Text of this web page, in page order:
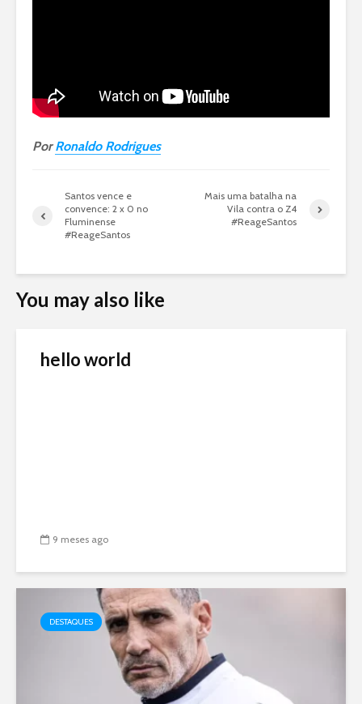
PorRonaldo Rodrigues
Santos vence e
convence: 2 x 0 no
Fluminense
#ReageSantos
Mais uma batalha na
Vila contra o Z4
#ReageSantos
You may also like
hello world
9 meses ago
DESTAQUES